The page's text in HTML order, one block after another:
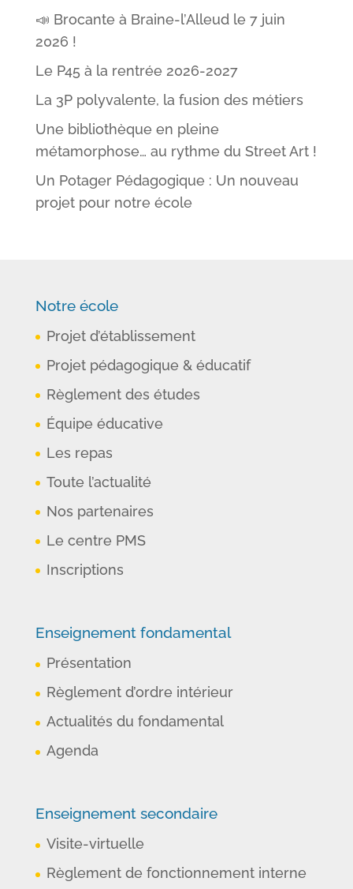
📣 Brocante à Braine-l’Alleud le 7 juin
2026 !
Le P45 à la rentrée 2026-2027
La 3P polyvalente, la fusion des métiers
Une bibliothèque en pleine
métamorphose… au rythme du Street Art !
Un Potager Pédagogique : Un nouveau
projet pour notre école
Notre école
Projet d’établissement
Projet pédagogique & éducatif
Règlement des études
Équipe éducative
Les repas
Toute l’actualité
Nos partenaires
Le centre PMS
Inscriptions
Enseignement fondamental
Présentation
Règlement d’ordre intérieur
Actualités du fondamental
Agenda
Enseignement secondaire
Visite-virtuelle
Règlement de fonctionnement interne